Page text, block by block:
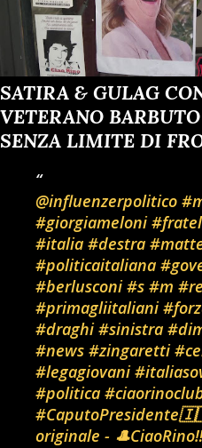
SATIRA & GULAG
VETERANO
SENZA LIMITE DI
@influenzerpolitico
#giorgiameloni
#italia #destra
#politicaitaliana
#berlusconi #s #m
#primagliitaliani
#draghi #sinistra
#news #zingaretti
#legagiovani
#politica
originale -